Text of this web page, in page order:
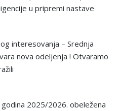
u pripremi nastave
interesovanja – Srednja
nova odeljenja ! Otvaramo
godina 2025/2026. obeležena